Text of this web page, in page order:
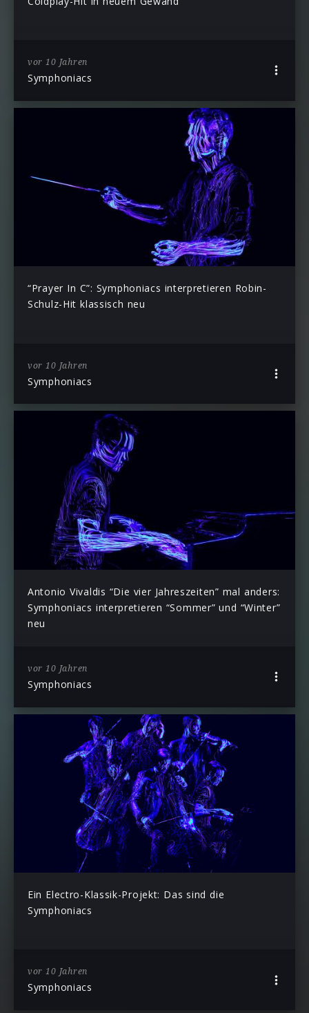
vor 10 Jahren
Symphoniacs
“Prayer In C”: Symphoniacs interpretieren Robin-
Schulz-Hit klassisch neu
vor 10 Jahren
Symphoniacs
Antonio Vivaldis “Die vier Jahreszeiten” mal anders:
Symphoniacs interpretieren “Sommer” und “Winter”
neu
vor 10 Jahren
Symphoniacs
Ein Electro-Klassik-Projekt: Das sind die
Symphoniacs
vor 10 Jahren
Symphoniacs